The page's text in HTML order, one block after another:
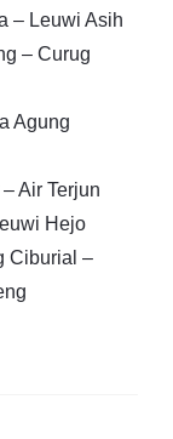
– Leuwi Asih
– Curug
Agung
Air Terjun
Hejo
Ciburial –